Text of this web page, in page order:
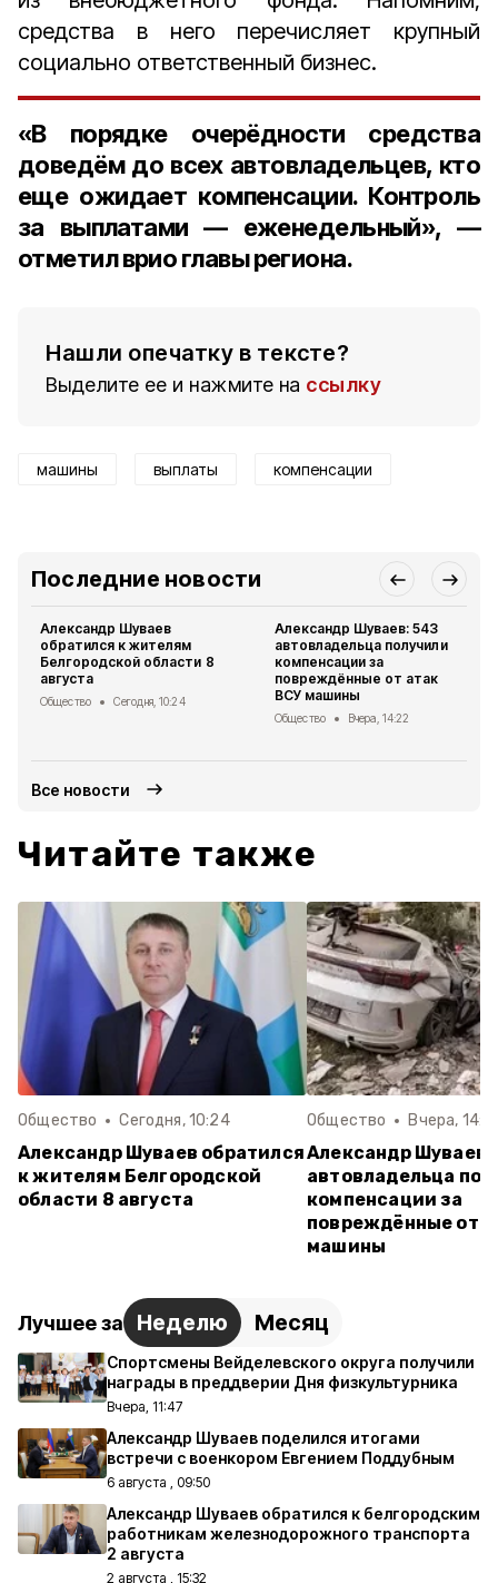
средства в него перечисляет крупный
социально ответственный бизнес.
«В порядке очерёдности средства
доведём до всех автовладельцев, кто
еще ожидает компенсации. Контроль
за выплатами — еженедельный», —
отметил врио главы региона.
Нашли опечатку в тексте?
Выделите ее и нажмите на ссылку
машины выплаты компенсации
Последние новости
Александр Шуваев
обратился к жителям
Белгородской области 8
августа
Общество Сегодня, 10:24
Александр Шуваев: 543
автовладельца получили
компенсации за
повреждённые от атак
ВСУ машины
Общество Вчера, 14:22
Все новости
Читайте также
Общество Сегодня, 10:24
Александр Шуваев обратился
к жителям Белгородской
области 8 августа
Общество Вчера,
Александр Шуваев:
автовладельца
компенсации за
повреждённые от
машины
Лучшее за Неделю Месяц
Спортсмены Вейделевского округа получили
награды в преддверии Дня физкультурника
Вчера, 11:47
Александр Шуваев поделился итогами
встречи с военкором Евгением Поддубным
6 августа , 09:50
Александр Шуваев обратился к белгородским
работникам железнодорожного транспорта
2 августа
2 августа , 15:32